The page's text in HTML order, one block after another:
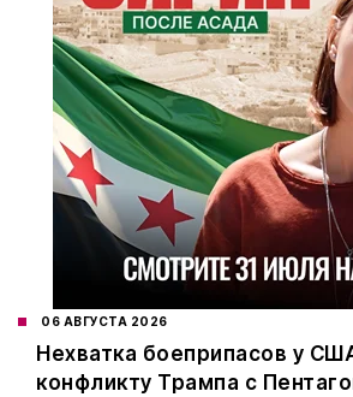
06 АВГУСТА 2026
Нехватка боеприпасов у
конфликту Трампа с